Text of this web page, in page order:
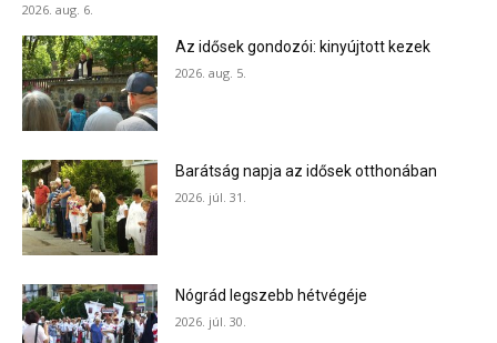
2026. aug. 6.
Az idősek gondozói: kinyújtott kezek
2026. aug. 5.
Barátság napja az idősek otthonában
2026. júl. 31.
Nógrád legszebb hétvégéje
2026. júl. 30.